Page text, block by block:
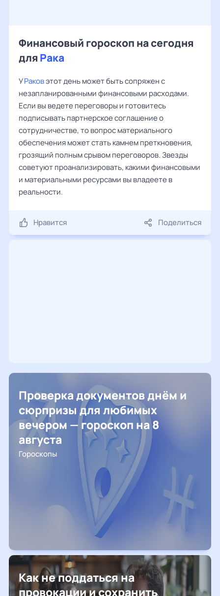
Финансовый гороскоп на сегодня
для Рака
УРаковэтот день может быть сопряжен с
незапланированными финансовыми расходами.
Если вы ведете переговоры и готовитесь
подписывать партнерское соглашение о
сотрудничестве, то вопрос материального
обеспечения может стать камнем преткновения,
грозящий полным срывом переговоров. Звезды
советуют проанализировать, какими финансовыми
и материальными ресурсами вы владеете в
реальности.
Нравится Поделиться
Проверка документов днём и
сюрпризы для любимых
вечером — гороскоп на 8
августа
Гороскопы
Как не поддаться на
провокации и сохранить